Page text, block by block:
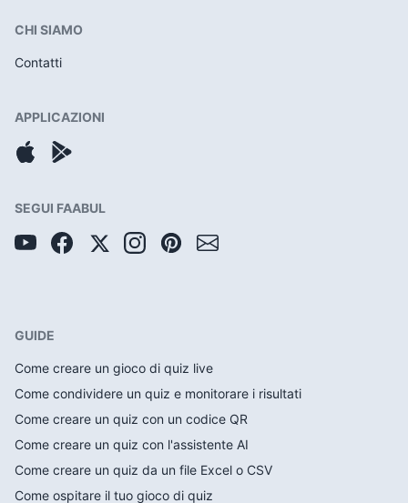
CHI SIAMO
Contatti
APPLICAZIONI
SEGUI FAABUL
GUIDE
Come creare un gioco di quiz live
Come condividere un quiz e monitorare i risultati
Come creare un quiz con un codice QR
Come creare un quiz con l'assistente AI
Come creare un quiz da un file Excel o CSV
Come ospitare il tuo gioco di quiz